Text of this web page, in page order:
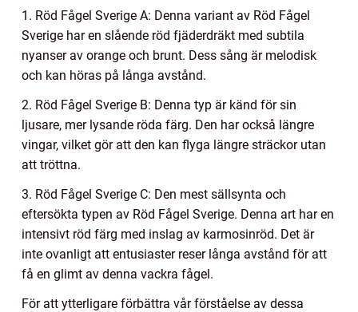
1. Röd Fågel Sverige A: Denna variant av Röd Fågel
Sverige har en slående röd fjäderdräkt med subtila
nyanser av orange och brunt. Dess sång är melodisk
och kan höras på långa avstånd.
2. Röd Fågel Sverige B: Denna typ är känd för sin
ljusare, mer lysande röda färg. Den har också längre
vingar, vilket gör att den kan flyga längre sträckor utan
att tröttna.
3. Röd Fågel Sverige C: Den mest sällsynta och
eftersökta typen av Röd Fågel Sverige. Denna art har en
intensivt röd färg med inslag av karmosinröd. Det är
inte ovanligt att entusiaster reser långa avstånd för att
få en glimt av denna vackra fågel.
För att ytterligare förbättra vår förståelse av dessa